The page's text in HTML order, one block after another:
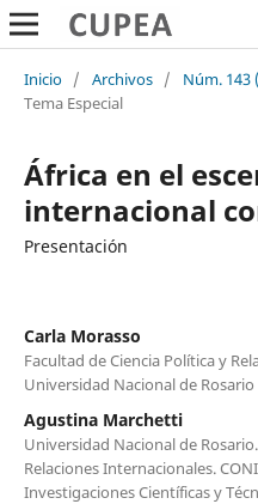
Inicio / Archivos / Núm. 143
Tema Especial
África en el
internacional
Presentación
Carla Morasso
Facultad de Ciencia Política y
Universidad Nacional de Rosario
Agustina Marchetti
Universidad Nacional de
Relaciones Internacionales.
Investigaciones Científicas y